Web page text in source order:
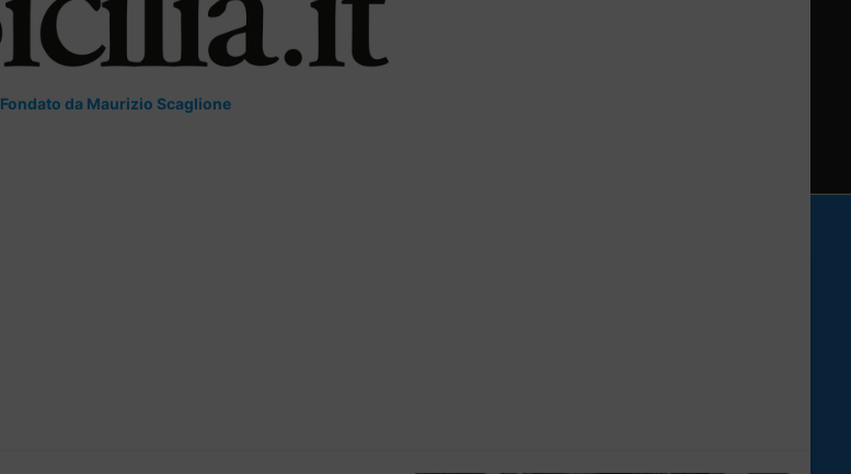
Fondato da Maurizio Scaglione